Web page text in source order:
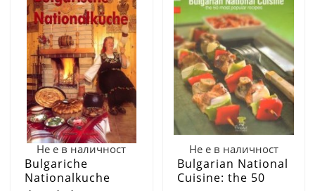
Не е в наличност
Bulgariche
Nationalkuche
Не е в наличност
Bulgarian National
Cuisine: the 50